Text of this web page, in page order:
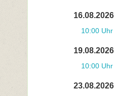
16.08.2026
10:00 Uhr
19.08.2026
10:00 Uhr
23.08.2026